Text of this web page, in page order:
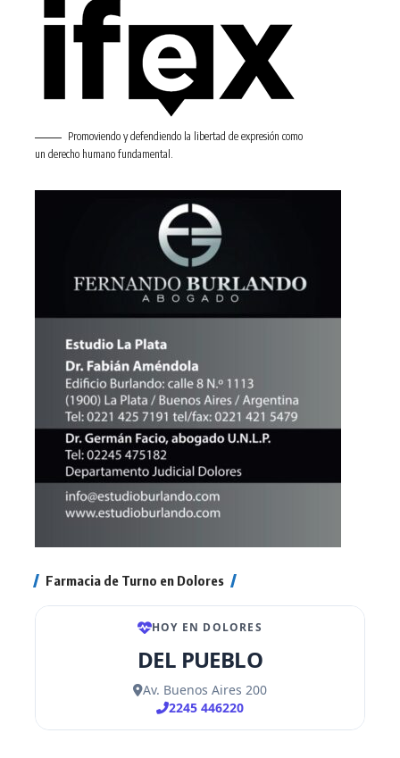
Promoviendo y defendiendo la libertad de expresión como
un derecho humano fundamental.
Farmacia de Turno en Dolores